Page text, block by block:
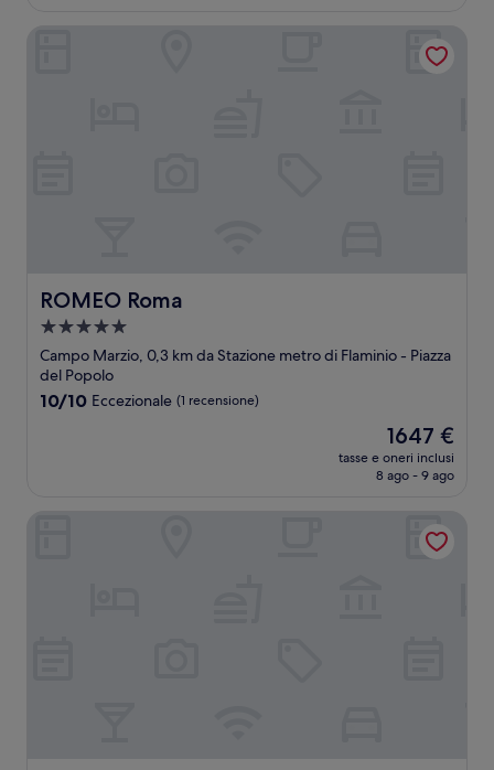
417 €
ROMEO Roma
ROMEO Roma
Struttura
a
5.0
stelle
Campo Marzio, 0,3 km da Stazione metro di Flaminio - Piazza
del Popolo
10.0
10/10 Eccezionale (1 recensione)
Il
prezzo
attuale
1647 €
1647 €
tasse e oneri inclusi
8 ago - 9 ago